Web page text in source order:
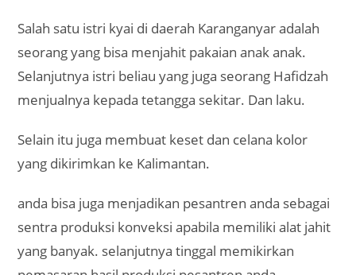
Salah satu istri kyai di daerah Karanganyar adalah
seorang yang bisa menjahit pakaian anak anak.
Selanjutnya istri beliau yang juga seorang Hafidzah
menjualnya kepada tetangga sekitar. Dan laku.
Selain itu juga membuat keset dan celana kolor
yang dikirimkan ke Kalimantan.
anda bisa juga menjadikan pesantren anda sebagai
sentra produksi konveksi apabila memiliki alat jahit
yang banyak. selanjutnya tinggal memikirkan